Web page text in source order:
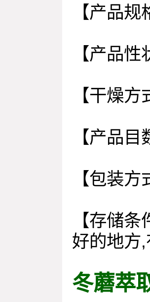
【产品规
【产品
【干燥
【产品目
【包装方
【存储
好的地方,
冬蘑萃